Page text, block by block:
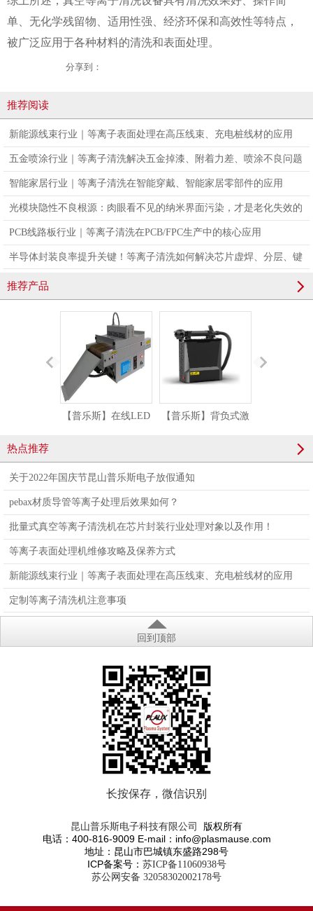
单、无化学残留物、适用性强、经济环保和高效性等特点，
被广泛应用于各种材料的清洗和表面处理。
分享到：
推荐阅读
新能源线束行业｜等离子表面处理在高压线束、充电桩线材的应用
五金喷涂行业｜等离子清洗解决五金掉漆、附着力差、喷涂不良问题
智能家居行业｜等离子清洗在智能穿戴、智能家居零部件的应用
光模块隐性不良根源：肉眼看不见的纳米界面污染，才是老化失效的
真凶
PCB线路板行业｜等离子清洗在PCB/FPC生产中的核心应用
半导体封装良率提升关键！等离子清洗如何解决芯片虚焊、分层、键
合不良问题
推荐产品
【普乐斯】在线LED 【普乐斯】背负式激
100/150SM-F PM-
热点推荐
关于2022年国庆节昆山普乐斯电子放假通知
pebax材质导管等离子处理后效果如何？
批量式真空等离子清洗机在芯片封装行业处理对象以及作用！
等离子表面处理机维修攻略及保养方式
新能源线束行业｜等离子表面处理在高压线束、充电桩线材的应用
定制等离子清洗机注意事项
回到顶部
长按保存，微信识别
昆山普乐斯电子科技有限公司
版权所有
电话：400-816-9009 E-mail：info@plasmause.com
地址：昆山市巴城镇东盛路298号
ICP备案号： 苏ICP备11060938号
苏公网安备 32058302002178号